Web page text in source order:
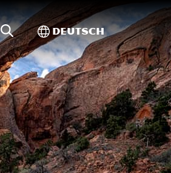
Website-Suche
Toggle International
Deutsch